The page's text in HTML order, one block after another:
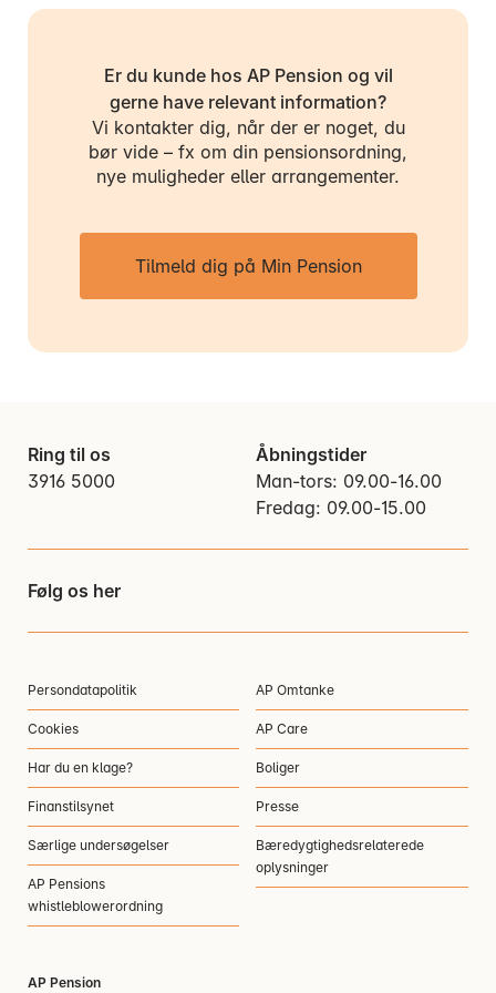
Er du kunde hos AP Pension og vil
gerne have relevant information?
Vi kontakter dig, når der er noget, du
bør vide – fx om din pensionsordning,
nye muligheder eller arrangementer.
Tilmeld dig på Min Pension
Ring til os
3916 5000
Åbningstider
Man-tors: 09.00-16.00
Fredag: 09.00-15.00
Følg os her
Persondatapolitik
Cookies
Har du en klage?
Finanstilsynet
Særlige undersøgelser
AP Pensions
whistleblowerordning
AP Omtanke
AP Care
Boliger
Presse
Bæredygtighedsrelaterede
oplysninger
AP Pension